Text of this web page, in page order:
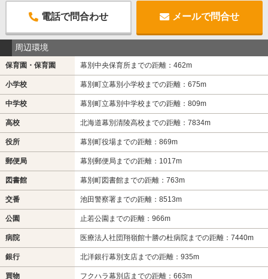
電話で問合わせ メールで問合せ
周辺環境
保育園・保育園 幕別中央保育所までの距離：462m
小学校 幕別町立幕別小学校までの距離：675m
中学校 幕別町立幕別中学校までの距離：809m
高校 北海道幕別清陵高校までの距離：7834m
役所 幕別町役場までの距離：869m
郵便局 幕別郵便局までの距離：1017m
図書館 幕別町図書館までの距離：763m
交番 池田警察署までの距離：8513m
公園 止若公園までの距離：966m
病院 医療法人社団翔嶺館十勝の杜病院までの距離：7440m
銀行 北洋銀行幕別支店までの距離：935m
買物 フクハラ幕別店までの距離：663m